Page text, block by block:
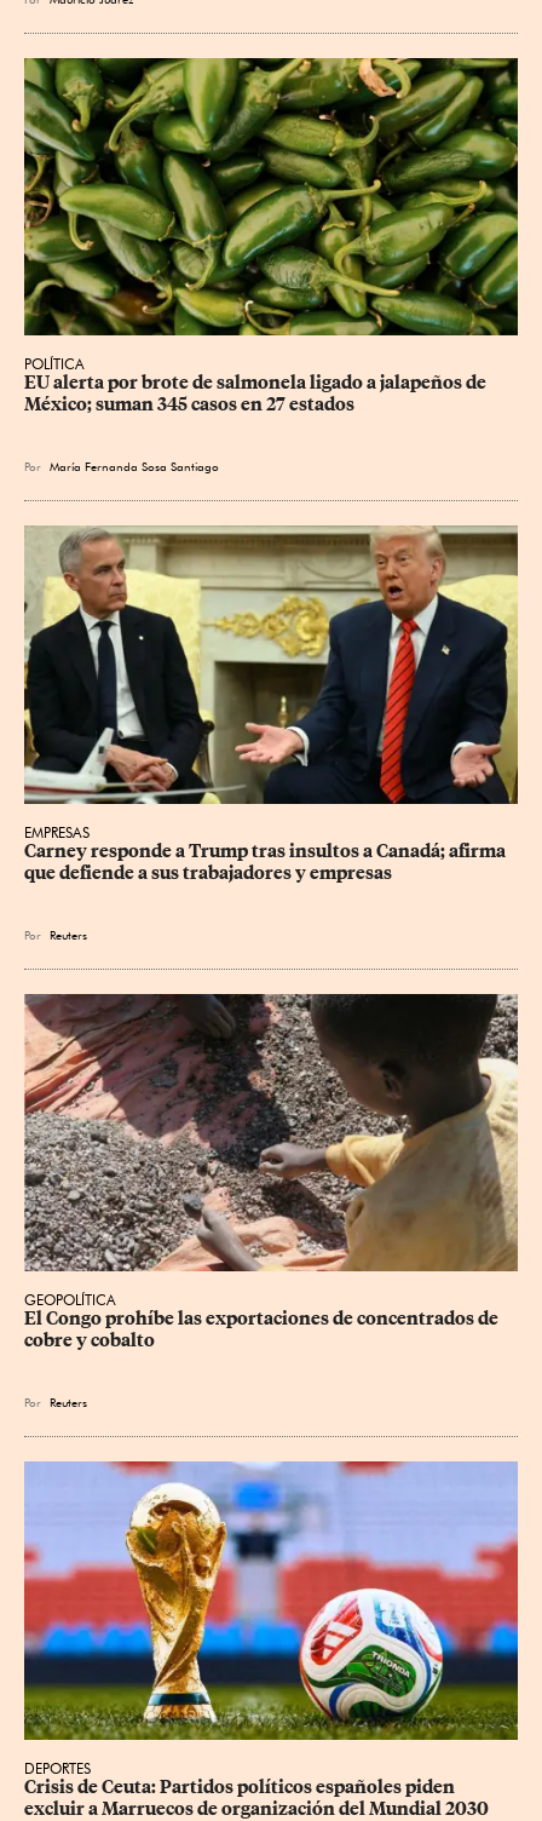
POLÍTICA
EU alerta por brote de salmonela ligado a jalapeños de
México; suman 345 casos en 27 estados
Por María Fernanda Sosa Santiago
EMPRESAS
Carney responde a Trump tras insultos a Canadá; afirma
que defiende a sus trabajadores y empresas
Por Reuters
GEOPOLÍTICA
El Congo prohíbe las exportaciones de concentrados de
cobre y cobalto
Por Reuters
DEPORTES
Crisis de Ceuta: Partidos políticos españoles piden
excluir a Marruecos de organización del Mundial 2030